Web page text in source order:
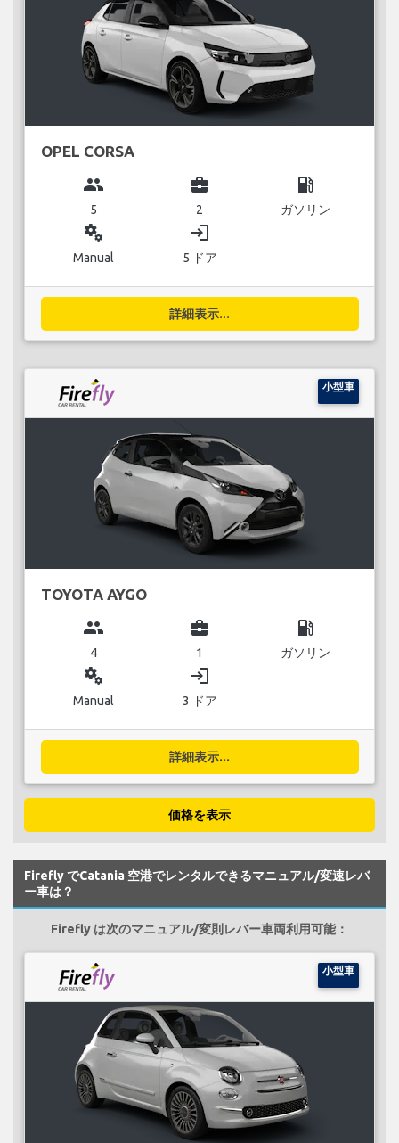
OPEL CORSA
group
5
business_center
2
local_gas_station
ガソリン
miscellaneous_services
Manual
login
5 ドア
詳細表示...
小型車
TOYOTA AYGO
group
4
business_center
1
local_gas_station
ガソリン
miscellaneous_services
Manual
login
3 ドア
詳細表示...
価格を表示
Firefly でCatania 空港でレンタルできるマニュアル/変速レバ
ー車は？
Firefly は次のマニュアル/変則レバー車両利用可能：
小型車